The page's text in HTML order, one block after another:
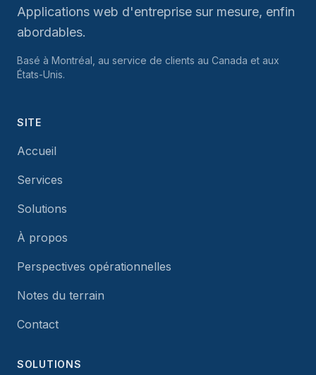
Applications web d'entreprise sur mesure, enfin
abordables.
Basé à Montréal, au service de clients au Canada et aux
États-Unis.
SITE
Accueil
Services
Solutions
À propos
Perspectives opérationnelles
Notes du terrain
Contact
SOLUTIONS